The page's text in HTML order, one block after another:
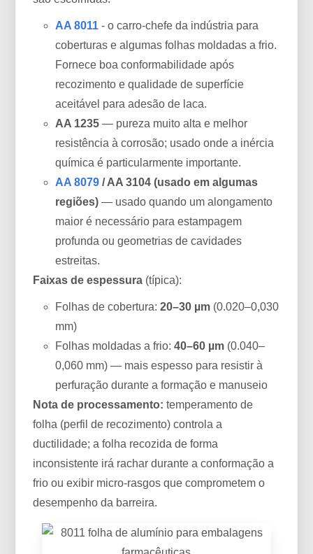
AA 8011 - o carro-chefe da indústria para
coberturas e algumas folhas moldadas a frio.
Fornece boa conformabilidade após
recozimento e qualidade de superfície
aceitável para adesão de laca.
AA 1235 — pureza muito alta e melhor
resistência à corrosão; usado onde a inércia
química é particularmente importante.
AA 8079 / AA 3104 (usado em algumas
regiões) — usado quando um alongamento
maior é necessário para estampagem
profunda ou geometrias de cavidades
estreitas.
Faixas de espessura (típica):
Folhas de cobertura:20–30 µm (0.020–0,030
mm)
Folhas moldadas a frio:40–60 µm (0.040–
0,060 mm) — mais espesso para resistir à
perfuração durante a formação e manuseio
Nota de processamento: temperamento de
folha (perfil de recozimento) controla a
ductilidade; a folha recozida de forma
inconsistente irá rachar durante a conformação a
frio ou exibir micro-rasgos que comprometem o
desempenho da barreira.